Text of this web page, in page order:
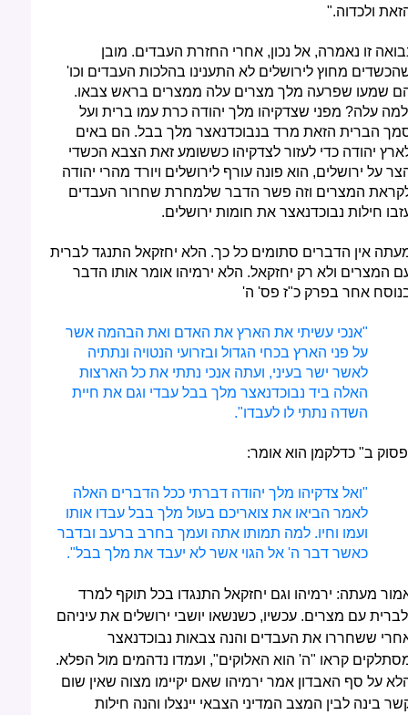
ולכדוה."
זו נאמרה, אל נכון, אחרי החזרת העבדים. מובן
מחוץ לירושלים לא התענינו בהלכות העבדים וכו'
שמעו שפרעה מלך מצרים עלה ממצרים בראש צבאו.
עלה? מפני שצדקיהו מלך יהודה כרת עמו ברית ועל
הברית הזאת מרד בנבוכדנאצר מלך בבל. הם באים
יהודה כדי לעזור לצדקיהו כששומע זאת הצבא הכשדי
על ירושלים, הוא פונה עורף לירושלים ויורד מהרי יהודה
המצרים וזה פשר הדבר שלמחרת שחרור העבדים
חילות נבוכדנאצר את חומות ירושלים.
אין הדברים סתומים כל כך. הלא יחזקאל התנגד לברית
המצרים ולא רק יחזקאל. הלא ירמיהו אומר אותו הדבר
אחר בפרק כ"ז פס' ה'
"אנכי עשיתי את הארץ את האדם ואת הבהמה אשר
על פני הארץ בכחי הגדול ובזרועי הנטויה ונתתיה
לאשר ישר בעיני, ועתה אנכי נתתי את כל הארצות
האלה ביד נבוכדנאצר מלך בבל עבדי וגם את חיית
השדה נתתי לו לעבדו".
ב" כדלקמן הוא אומר:
"ואל צדקיהו מלך יהודה דברתי ככל הדברים האלה
לאמר הביאו את צואריכם בעול מלך בבל עבדו אותו
ועמו וחיו. למה תמותו אתה ועמך בחרב ברעב ובדבר
כאשר דבר ה' אל הגוי אשר לא יעבד את מלך בבל".
מעתה: ירמיהו וגם יחזקאל התנגדו בכל תוקף למרד
עם מצרים. עכשיו, כשנשאו יושבי ירושלים את עיניהם
ששחררו את העבדים והנה צבאות נבוכדנאצר
קראו "ה' הוא האלוקים", ועמדו נדהמים מול הפלא.
על סף האבדון אמר ירמיהו שאם יקיימו מצוה שאין שום
בינה לבין המצב המדיני הצבאי יינצלו והנה חילות